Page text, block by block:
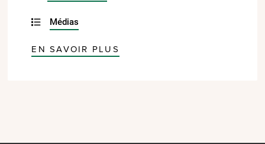
Médias
EN SAVOIR PLUS